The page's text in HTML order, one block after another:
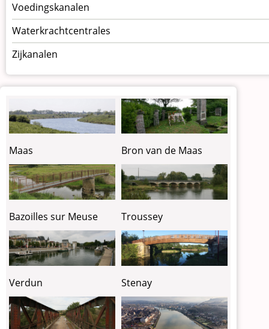
Voedingskanalen
Waterkrachtcentrales
Zijkanalen
Maas Bron van de Maas
Bazoilles sur Meuse Troussey
Verdun Stenay